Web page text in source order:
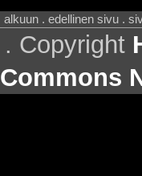
alkuun . edellinen sivu .
. Copyright
Commons